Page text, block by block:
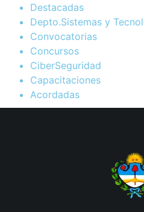
Destacadas
Depto.Sistemas y
Convocatorias
Concursos
CiberSeguridad
Capacitaciones
Acordadas